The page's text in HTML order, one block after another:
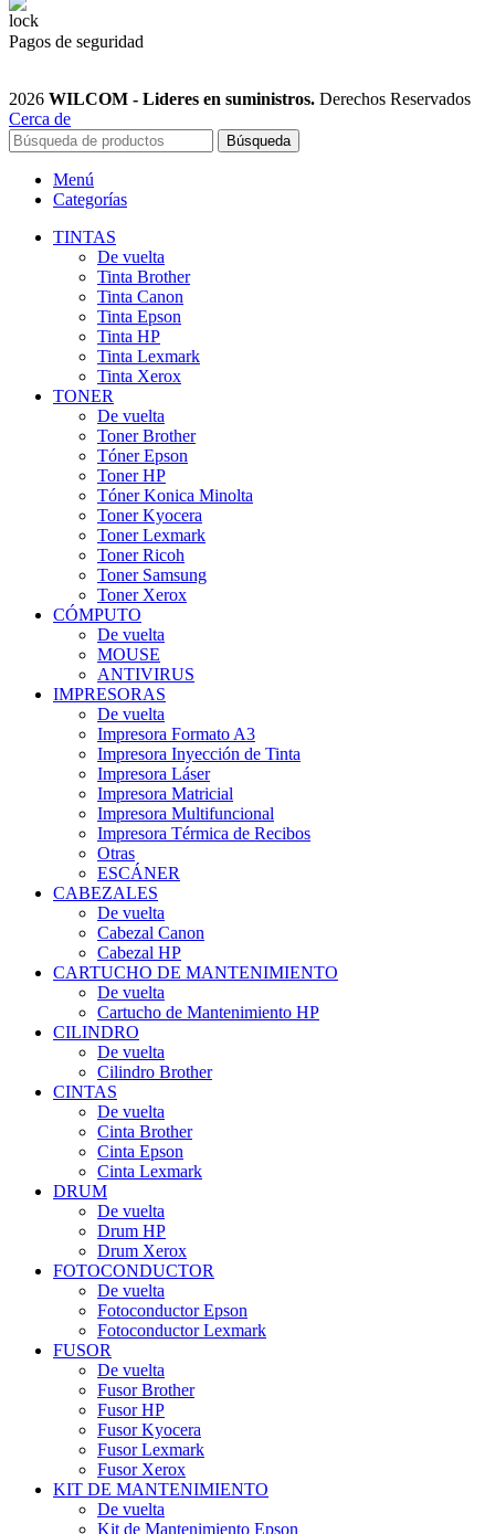
Pagos de seguridad
2026 WILCOM - Lideres en suministros. Derechos Reservados
Cerca de
Búsqueda
Menú
Categorías
TINTAS
De vuelta
Tinta Brother
Tinta Canon
Tinta Epson
Tinta HP
Tinta Lexmark
Tinta Xerox
TONER
De vuelta
Toner Brother
Tóner Epson
Toner HP
Tóner Konica Minolta
Toner Kyocera
Toner Lexmark
Toner Ricoh
Toner Samsung
Toner Xerox
CÓMPUTO
De vuelta
MOUSE
ANTIVIRUS
IMPRESORAS
De vuelta
Impresora Formato A3
Impresora Inyección de Tinta
Impresora Láser
Impresora Matricial
Impresora Multifuncional
Impresora Térmica de Recibos
Otras
ESCÁNER
CABEZALES
De vuelta
Cabezal Canon
Cabezal HP
CARTUCHO DE MANTENIMIENTO
De vuelta
Cartucho de Mantenimiento HP
CILINDRO
De vuelta
Cilindro Brother
CINTAS
De vuelta
Cinta Brother
Cinta Epson
Cinta Lexmark
DRUM
De vuelta
Drum HP
Drum Xerox
FOTOCONDUCTOR
De vuelta
Fotoconductor Epson
Fotoconductor Lexmark
FUSOR
De vuelta
Fusor Brother
Fusor HP
Fusor Kyocera
Fusor Lexmark
Fusor Xerox
KIT DE MANTENIMIENTO
De vuelta
Kit de Mantenimiento Epson